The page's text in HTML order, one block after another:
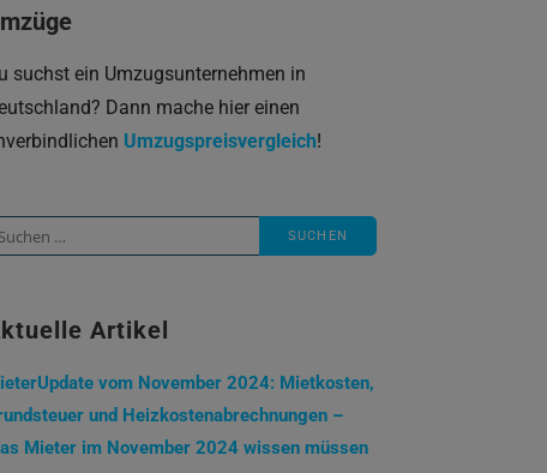
suchst ein Umzugsunternehmen in
Dann mache hier einen
Umzugspreisvergleich!
Artikel
vom November 2024: Mietkosten,
und Heizkostenabrechnungen –
Mieter im November 2024 wissen müssen